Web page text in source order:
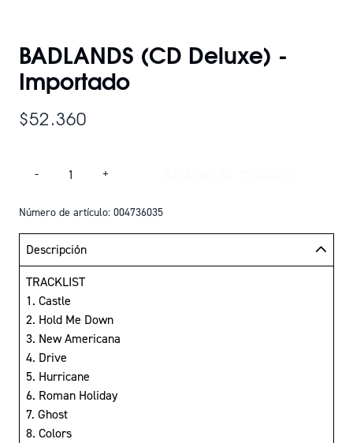
BADLANDS (CD Deluxe) -
Importado
$52.360
- +
Número de artículo: 004736035
Descripción
TRACKLIST
1. Castle
2. Hold Me Down
3. New Americana
4. Drive
5. Hurricane
6. Roman Holiday
7. Ghost
8. Colors